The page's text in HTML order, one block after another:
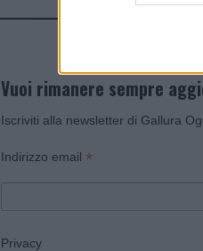
Vuoi rimanere sempre
Iscriviti alla newsletter di Gallura
Indirizzo email *
Privacy